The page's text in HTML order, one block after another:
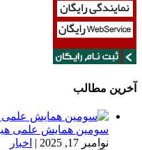
آخرین مطالب
سومین همایش علمی
نوامبر 17, 2025
| اخبار